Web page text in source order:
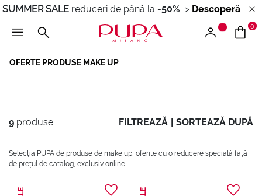
SUMMER SALEreduceri de până la -50% > Descoperă
0
OFERTE PRODUSE MAKE UP
9 produse FILTREAZĂ SORTEAZĂ DUPĂ
Selecția PUPA de produse de make up, oferite cu o reducere specială față
de prețul de catalog, exclusiv online